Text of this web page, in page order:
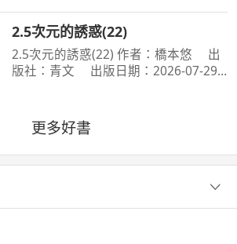
開始同居？時間是測驗即將到來的寒
假。京太郎居然面臨得到山田家寄住的
狀況！住在同一個屋簷
2.5次元的誘惑(22)
2.5次元的誘惑(22) 作者：橋本悠 出
版社：青文 出版日期：2026-07-29
了暑假集訓，不過奧村卻暗自煩惱著，
懷疑自己是否變成了
更多好書